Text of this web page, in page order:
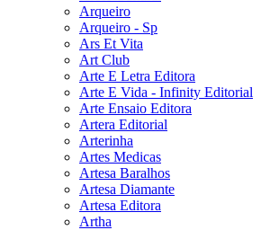
Arqueiro
Arqueiro - Sp
Ars Et Vita
Art Club
Arte E Letra Editora
Arte E Vida - Infinity Editorial
Arte Ensaio Editora
Artera Editorial
Arterinha
Artes Medicas
Artesa Baralhos
Artesa Diamante
Artesa Editora
Artha